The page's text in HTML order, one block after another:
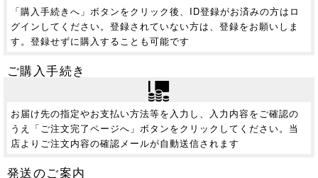
「購入手続きへ」ボタンをクリック後、ID登録がお済みの方はロ
グインしてください。登録されていない方は、登録をお願いしま
す。登録せずに購入することも可能です
ご購入手続き
お届け先の指定やお支払い方法等を入力し、入力内容をご確認の
うえ「ご注文完了ページへ」ボタンをクリックしてください。当
店よりご注文内容の確認メールが自動送信されます
発送のご案内